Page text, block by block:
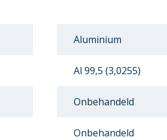
Aluminium
Al 99,5 (3,0255)
Onbehandeld
Onbehandeld